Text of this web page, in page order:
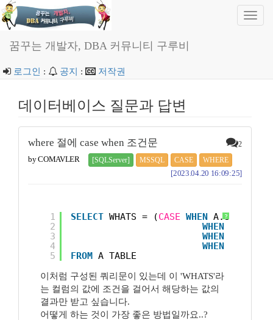
꿈꾸는 개발자, DBA 커뮤니티 구루비
로그인 : 공지 : 저작권
데이터베이스 질문과 답변
where 절에 case when 조건문 2
by COMAVLER [SQLServer] MSSQL CASE WHERE
[2023.04.20 16:09:25]
?
1
2
3
4
5
SELECT WHATS = (CASE WHEN
WHEN
WHEN
WHEN
FROM A_TABLE
이처럼 구성된 쿼리문이 있는데 이 'WHATS'라
는 컬럼의 값에 조건을 걸어서 해당하는 값의
결과만 받고 싶습니다.
어떻게 하는 것이 가장 좋은 방법일까요..?